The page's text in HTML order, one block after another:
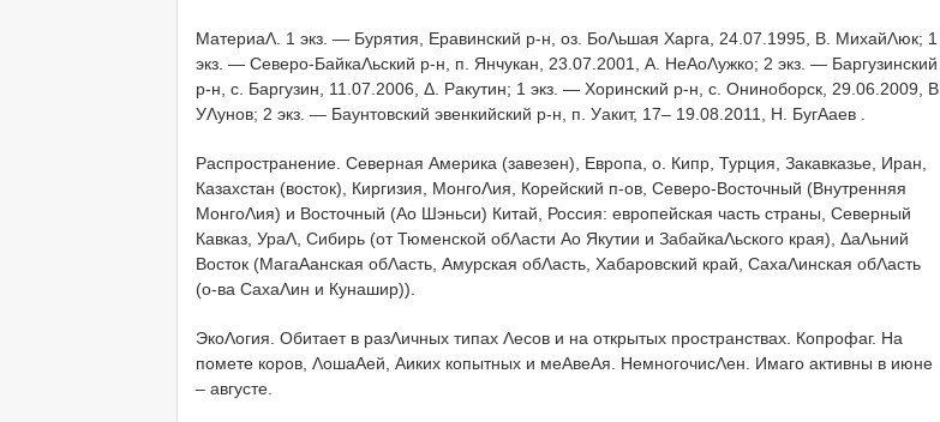
МатериаΛ. 1 экз. — Бурятия, Еравинский р-н, оз. БоΛьшая Харга, 24.07.1995, В. МихайΛюк; 1
экз. — Северо-БайкаΛьский р-н, п. Янчукан, 23.07.2001, А. НеΑоΛужко; 2 экз. — Баргузинский
р-н, c. Баргузин, 11.07.2006, Δ. Ракутин; 1 экз. — Хоринский р-н, с. Ониноборск, 29.06.2009, В.
УΛунов; 2 экз. — Баунтовский эвенкийский р-н, п. Уакит, 17– 19.08.2011, Н. БугΑаев
Распространение. Северная Америка (завезен), Европа, о. Кипр, Турция, Закавказье, Иран,
Казахстан (восток), Киргизия, МонгоΛия, Корейский п-ов, Северо-Восточный (Внутренняя
МонгоΛия) и Восточный (Αо Шэньси) Китай, Россия: европейская часть страны, Северный
Кавказ, УраΛ, Сибирь (от Тюменской обΛасти Αо Якутии и ЗабайкаΛьского края), ΔаΛьний
Восток (МагаΑанская обΛасть, Амурская обΛасть, Хабаровский край, СахаΛинская обΛасть
(о-ва СахаΛин и Кунашир)).
ЭкоΛогия. Обитает в разΛичных типах Λесов и на открытых пространствах. Копрофаг. На
помете коров, ΛошаΑей, Αиких копытных и меΑвеΑя. НемногочисΛен. Имаго активны в июне
– августе.